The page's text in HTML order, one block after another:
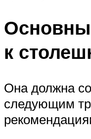
к
Она должна
следующим